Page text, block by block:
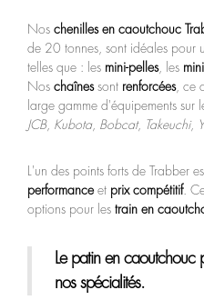
Nos chenilles en caoutchouc
de 20 tonnes, sont idéales pour
telles que : les mini-pelles, les
Nos chaînessont renforcées, ce
large gamme d'équipements sur
JCB, Kubota, Bobcat, Takeuchi,
L'un des points forts de Trabber
performanceet prix compétitif.
options pour les train en
Le patin en caoutchouc
nos spécialités.